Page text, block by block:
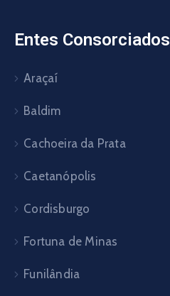
Entes Consorciados
Araçaí
Baldim
Cachoeira da Prata
Caetanópolis
Cordisburgo
Fortuna de Minas
Funilândia